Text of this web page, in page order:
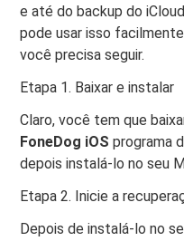
e até do backup do
pode usar isso
você precisa seguir.
Etapa 1. Baixar e instalar
Claro, você tem que
FoneDog iOS programa
depois instalá-lo no seu
Etapa 2. Inicie a
Depois de instalá-lo no